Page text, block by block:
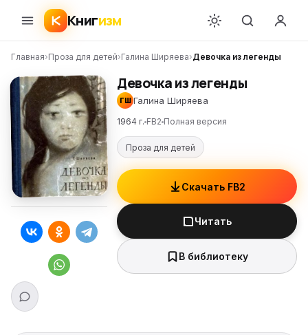
Книгизм
Главная›Проза для детей›Галина Ширяева›Девочка из легенды
Девочка из легенды
ГШ Галина Ширяева
1964 г. FB2 Полная версия
Проза для детей
Скачать FB2
Читать
В библиотеку